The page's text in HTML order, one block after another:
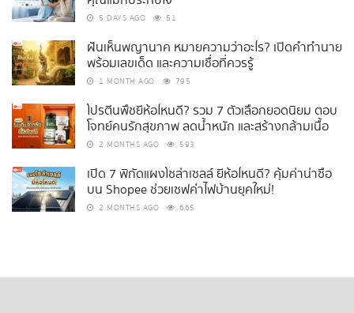
5 DAYS AGO 51
ฝันเห็นพญานาค หมายความว่าอะไร? เปิดคำทำนาย
พร้อมเลขเด็ด และความเชื่อที่ควรรู้
1 MONTH AGO 795
โปรตีนพืชยี่ห้อไหนดี? รวม 7 ตัวเลือกยอดนิยม ตอบ
โจทย์คนรักสุขภาพ ลดน้ำหนัก และสร้างกล้ามเนื้อ
2 MONTHS AGO 593
เปิด 7 พิกัดแผงโซล่าเซลล์ ยี่ห้อไหนดี? คุ้มค่าน่าซื้อ
บน Shopee ช่วยเซฟค่าไฟบ้านยุคใหม่!
2 MONTHS AGO 665